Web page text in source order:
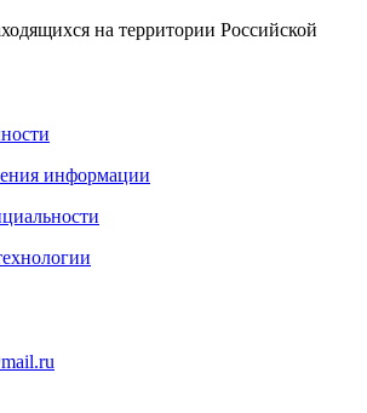
на территории Российской
информации